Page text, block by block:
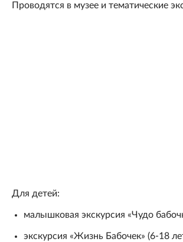
Проводятся в музее и тематические
Для детей:
малышковая экскурсия «Чудо
экскурсия «Жизнь Бабочек» (6-18